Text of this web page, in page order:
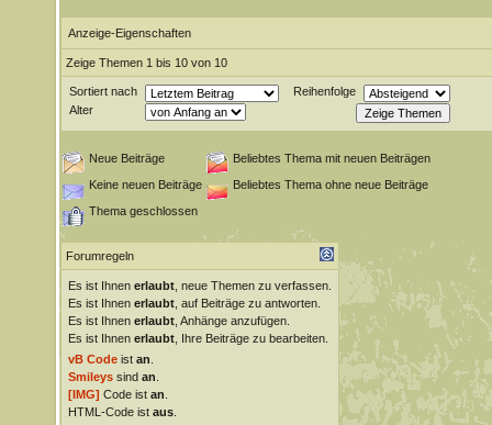
Anzeige-Eigenschaften
Zeige Themen 1 bis 10 von 10
Sortiert nach
Reihenfolge
Alter
Neue Beiträge
Beliebtes Thema mit neuen Beiträgen
Keine neuen Beiträge
Beliebtes Thema ohne neue Beiträge
Thema geschlossen
Forumregeln
Es ist Ihnen erlaubt, neue Themen zu verfassen.
Es ist Ihnen erlaubt, auf Beiträge zu antworten.
Es ist Ihnen erlaubt, Anhänge anzufügen.
Es ist Ihnen erlaubt, Ihre Beiträge zu bearbeiten.
vB Codeist an
Smileyssind an
[IMG] Code ist an
HTML-Code ist aus.